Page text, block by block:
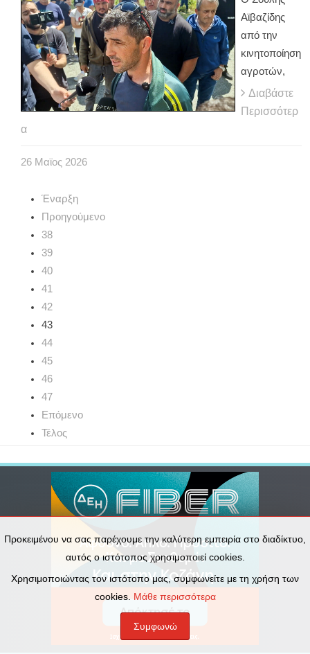
Αϊβαζίδης
από την
κινητοποίηση
αγροτών,
Διαβάστε
Περισσότερ
α
26 Μαϊος 2026
Έναρξη
Προηγούμενο
38
39
40
41
42
43
44
45
46
47
Επόμενο
Τέλος
Προκειμένου να σας παρέχουμε την καλύτερη εμπειρία στο διαδίκτυο,
αυτός ο ιστότοπος χρησιμοποιεί cookies.
Χρησιμοποιώντας τον ιστότοπο μας, συμφωνείτε με τη χρήση των
cookies. Μάθε περισσότερα
Συμφωνώ